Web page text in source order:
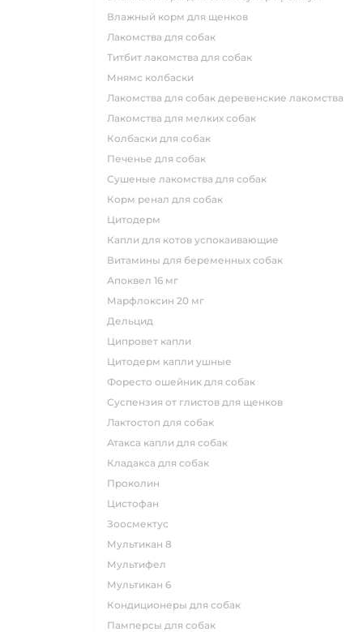
влажный корм для щенков
лакомства для собак
титбит лакомства для собак
мнямс колбаски
лакомства для собак деревенские лакомства
лакомства для мелких собак
колбаски для собак
печенье для собак
сушеные лакомства для собак
корм ренал для собак
цитодерм
капли для котов успокаивающие
витамины для беременных собак
апоквел 16 мг
марфлоксин 20 мг
дельцид
ципровет капли
цитодерм капли ушные
форесто ошейник для собак
суспензия от глистов для щенков
лактостоп для собак
атакса капли для собак
кладакса для собак
проколин
цистофан
зоосмектус
мультикан 8
мультифел
мультикан 6
кондиционеры для собак
памперсы для собак